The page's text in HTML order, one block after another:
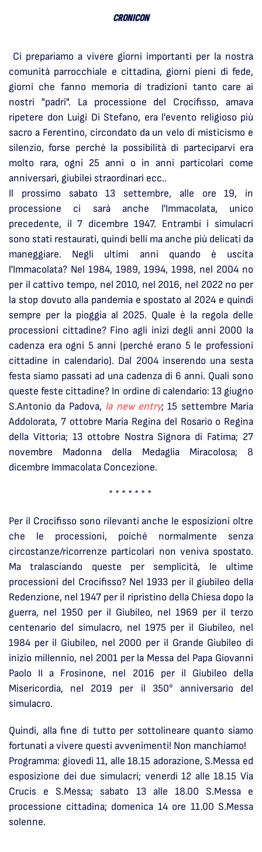
CRONICON
Ci prepariamo a vivere giorni importanti per la nostra
comunità parrocchiale e cittadina, giorni pieni di fede,
giorni che fanno memoria di tradizioni tanto care ai
nostri "padri". La processione del Crocifisso, amava
ripetere don Luigi Di Stefano, era l'evento religioso più
sacro a Ferentino, circondato da un velo di misticismo e
silenzio, forse perché la possibilità di parteciparvi era
molto rara, ogni 25 anni o in anni particolari come
anniversari, giubilei straordinari ecc..
Il prossimo sabato 13 settembre, alle ore 19, in
processione ci sarà anche l'Immacolata, unico
precedente, il 7 dicembre 1947. Entrambi i simulacri
sono stati restaurati, quindi belli ma anche più delicati da
maneggiare. Negli ultimi anni quando è uscita
l'Immacolata? Nel 1984, 1989, 1994, 1998, nel 2004 no
per il cattivo tempo, nel 2010, nel 2016, nel 2022 no per
la stop dovuto alla pandemia e spostato al 2024 e quindi
sempre per la pioggia al 2025. Quale è la regola delle
processioni cittadine? Fino agli inizi degli anni 2000 la
cadenza era ogni 5 anni (perché erano 5 le professioni
cittadine in calendario). Dal 2004 inserendo una sesta
festa siamo passati ad una cadenza di 6 anni. Quali sono
queste feste cittadine? In ordine di calendario: 13 giugno
S.Antonio da Padova, la new entry; 15 settembre Maria
Addolorata, 7 ottobre Maria Regina del Rosario o Regina
della Vittoria; 13 ottobre Nostra Signora di Fatima; 27
novembre Madonna della Medaglia Miracolosa; 8
dicembre Immacolata Concezione.
* * * * * * *
Per il Crocifisso sono rilevanti anche le esposizioni oltre
che le processioni, poiché normalmente senza
circostanze/ricorrenze particolari non veniva spostato.
Ma tralasciando queste per semplicità, le ultime
processioni del Crocifisso? Nel 1933 per il giubileo della
Redenzione, nel 1947 per il ripristino della Chiesa dopo la
guerra, nel 1950 per il Giubileo, nel 1969 per il terzo
centenario del simulacro, nel 1975 per il Giubileo, nel
1984 per il Giubileo, nel 2000 per il Grande Giubileo di
inizio millennio, nel 2001 per la Messa del Papa Giovanni
Paolo II a Frosinone, nel 2016 per il Giubileo della
Misericordia, nel 2019 per il 350° anniversario del
simulacro.
Quindi, alla fine di tutto per sottolineare quanto siamo
fortunati a vivere questi avvenimenti! Non manchiamo!
Programma: giovedì 11, alle 18.15 adorazione, S.Messa ed
esposizione dei due simulacri; venerdì 12 alle 18.15 Via
Crucis e S.Messa; sabato 13 alle 18.00 S.Messa e
processione cittadina; domenica 14 ore 11.00 S.Messa
solenne.